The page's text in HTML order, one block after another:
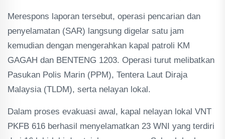
Merespons laporan tersebut, operasi pencarian dan
penyelamatan (SAR) langsung digelar satu jam
kemudian dengan mengerahkan kapal patroli KM
GAGAH dan BENTENG 1203. Operasi turut melibatkan
Pasukan Polis Marin (PPM), Tentera Laut Diraja
Malaysia (TLDM), serta nelayan lokal.
Dalam proses evakuasi awal, kapal nelayan lokal VNT
PKFB 616 berhasil menyelamatkan 23 WNI yang terdiri